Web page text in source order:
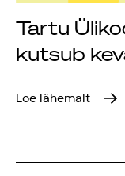
Tartu
kutsub
Loe lähemalt